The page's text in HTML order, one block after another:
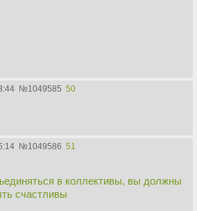
№1049585 50
№1049586 51
в коллективы, вы должны
счастливы